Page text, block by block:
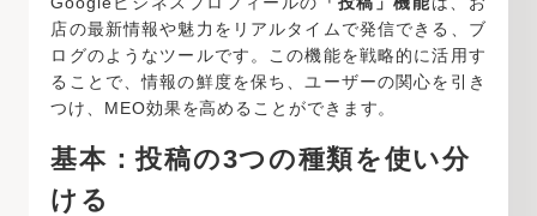
店の最新情報や魅力をリアルタイムで発信できる、ブ
ログのようなツールです。この機能を戦略的に活用す
ることで、情報の鮮度を保ち、ユーザーの関心を引き
つけ、MEO効果を高めることができます。
基本：投稿の3つの種類を使い分
ける